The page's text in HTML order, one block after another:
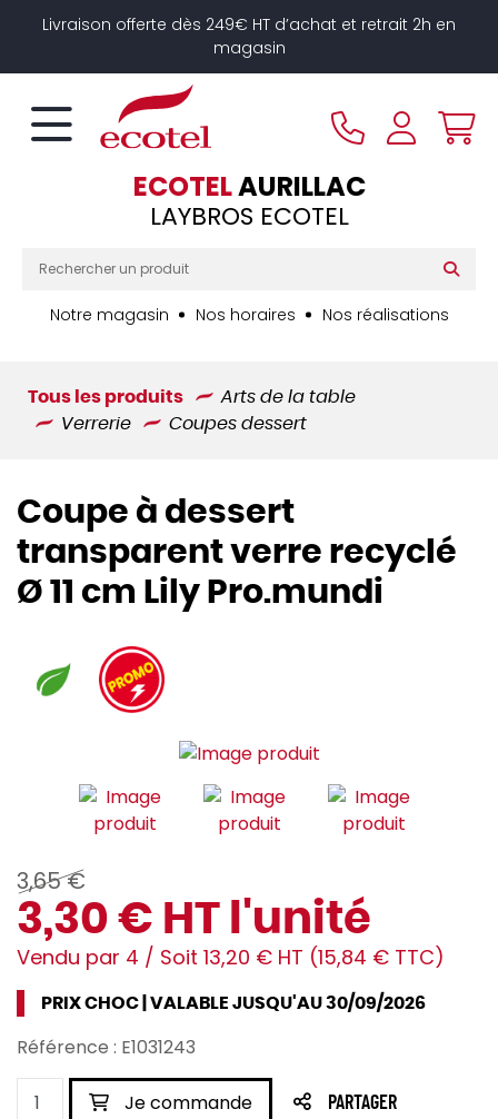
Livraison offerte dès 249€ HT d’achat et retrait 2h en
magasin
ECOTELAURILLAC
LAYBROS ECOTEL
Notre magasin Nos horaires Nos réalisations
Tous les produits
Arts de la table
Verrerie
Coupes dessert
Coupe à dessert
transparent verre recyclé
Ø 11 cm Lily Pro.mundi
3,65 €
3,30 € HT l'unité
Vendu par 4 / Soit 13,20 € HT (15,84 € TTC)
PRIX CHOC | VALABLE JUSQU'AU 30/09/2026
Référence : E1031243
Je commande PARTAGER
Panneau de gestion des cookies